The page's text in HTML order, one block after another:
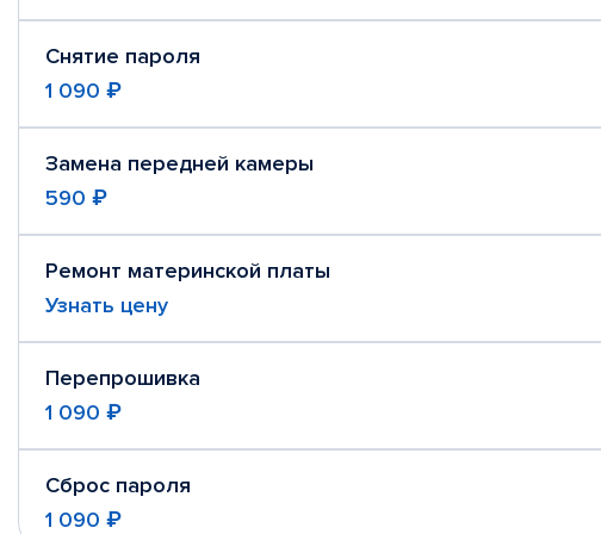
Снятие пароля
1 090 ₽
Замена передней камеры
590 ₽
Ремонт материнской платы
Узнать цену
Перепрошивка
1 090 ₽
Сброс пароля
1 090 ₽